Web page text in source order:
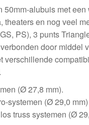
alubuis met
en nog veel
PS), 3 punts
door
(Ø 27,8 mm).
systemen (Ø 29,0 mm)
truss systemen (Ø